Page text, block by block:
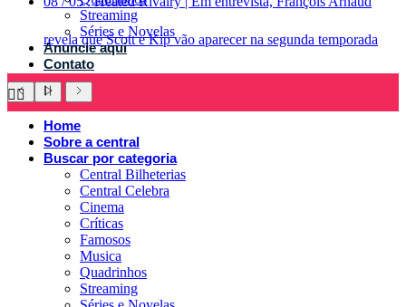
revela que Scott e Kip vão aparecer na segunda temporada
Streaming
Séries e Novelas
Anuncie aqui
Contato
Home
Sobre a central
Buscar por categoria
Central Bilheterias
Central Celebra
Cinema
Críticas
Famosos
Musica
Quadrinhos
Streaming